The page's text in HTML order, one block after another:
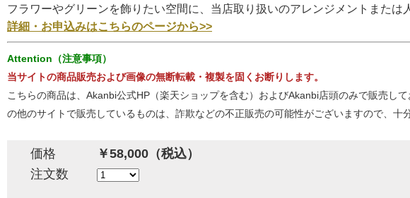
フラワーやグリーンを飾りたい空間に、当店取り扱いのアレンジメントまた
詳細・お申込みはこちらのページから>>
Attention（注意事項）
当サイトの商品販売および画像の無断転載・複製を固くお断りします。
こちらの商品は、Akanbi公式HP（楽天ショップを含む）およびAkanbi店頭のみで販売
の他のサイトで販売しているものは、詐欺などの不正販売の可能性がございますので、
価格
￥58,000（税込）
注文数